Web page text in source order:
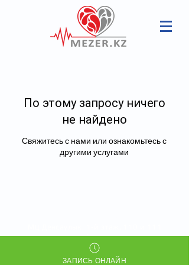
По этому запросу ничего
не найдено
Свяжитесь с нами или ознакомьтесь с
другими услугами
кабинеты
+7(701) 453 0228,+7(707) 353 0228
ЗАПИСЬ ОНЛАЙН